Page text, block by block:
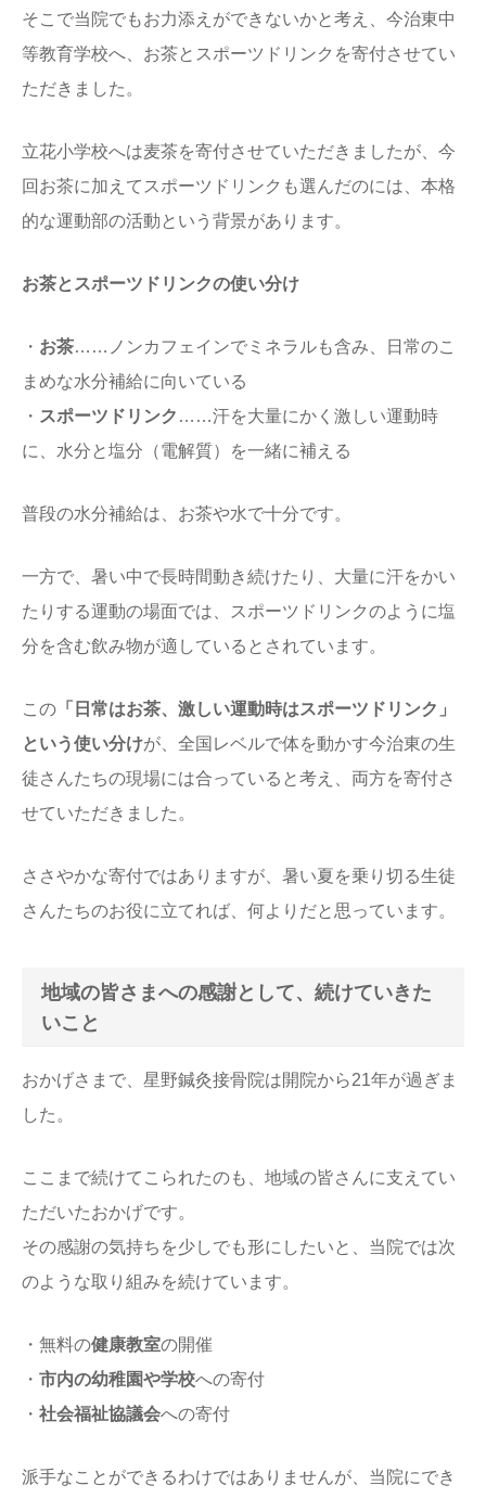
そこで当院でもお力添えができないかと考え、今治東中
等教育学校へ、お茶とスポーツドリンクを寄付させてい
ただきました。
立花小学校へは麦茶を寄付させていただきましたが、今
回お茶に加えてスポーツドリンクも選んだのには、本格
的な運動部の活動という背景があります。
お茶とスポーツドリンクの使い分け
・ お茶……ノンカフェインでミネラルも含み、日常のこ
まめな水分補給に向いている
・ スポーツドリンク ……汗を大量にかく激しい運動時
に、水分と塩分（電解質）を一緒に補える
普段の水分補給は、お茶や水で十分です。
一方で、暑い中で長時間動き続けたり、大量に汗をかい
たりする運動の場面では、スポーツドリンクのように塩
分を含む飲み物が適しているとされています。
この 「日常はお茶、激しい運動時はスポーツドリンク」
という使い分けが、全国レベルで体を動かす今治東の生
徒さんたちの現場には合っていると考え、両方を寄付さ
せていただきました。
ささやかな寄付ではありますが、暑い夏を乗り切る生徒
さんたちのお役に立てれば、何よりだと思っています。
地域の皆さまへの感謝として、続けていきた
いこと
おかげさまで、星野鍼灸接骨院は開院から21年が過ぎま
した。
ここまで続けてこられたのも、地域の皆さんに支えてい
ただいたおかげです。
その感謝の気持ちを少しでも形にしたいと、当院では次
のような取り組みを続けています。
・無料の健康教室の開催
・ 市内の幼稚園や学校への寄付
・ 社会福祉協議会への寄付
派手なことができるわけではありませんが、当院にでき